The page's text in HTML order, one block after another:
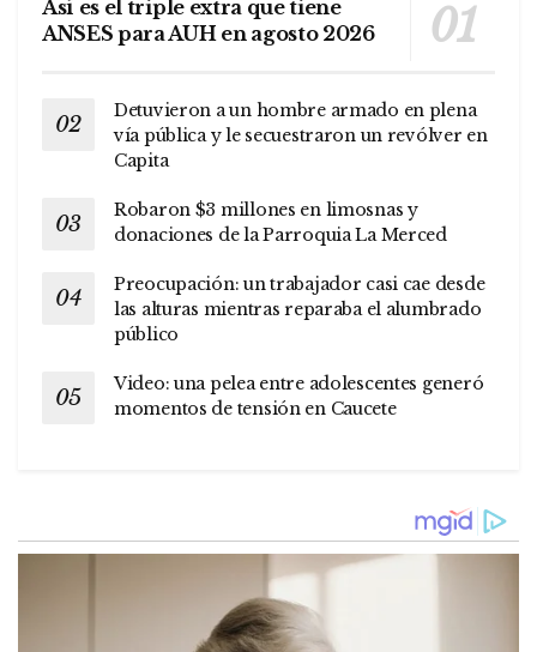
Así es el triple extra que tiene
ANSES para AUH en agosto 2026
Detuvieron a un hombre armado en plena
vía pública y le secuestraron un revólver en
Capita
Robaron $3 millones en limosnas y
donaciones de la Parroquia La Merced
Preocupación: un trabajador casi cae desde
las alturas mientras reparaba el alumbrado
público
Video: una pelea entre adolescentes generó
momentos de tensión en Caucete